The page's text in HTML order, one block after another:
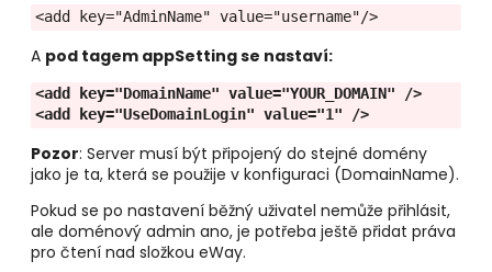
<add key="AdminName" value="username"/>
A pod tagem appSetting se nastaví:
<add key="DomainName" value="YOUR_DOMAIN" />
<add key="UseDomainLogin" value="1" />
Pozor: Server musí být připojený do stejné domény
jako je ta, která se použije v konfiguraci (DomainName).
Pokud se po nastavení běžný uživatel nemůže přihlásit,
ale doménový admin ano, je potřeba ještě přidat práva
pro čtení nad složkou eWay.